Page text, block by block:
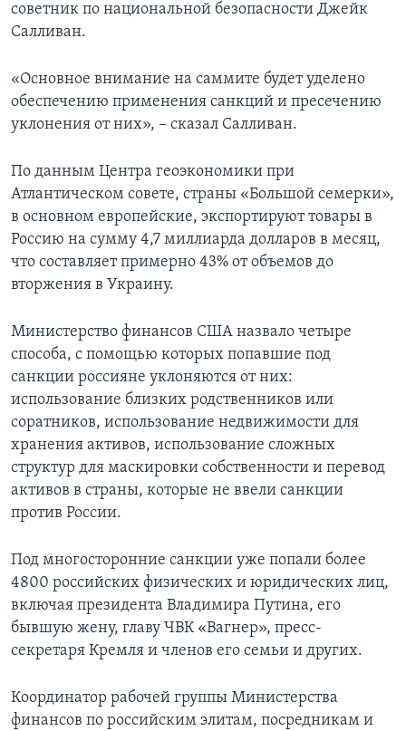
советник по национальной безопасности Джейк
Салливан.
«Основное внимание на саммите будет уделено
обеспечению применения санкций и пресечению
уклонения от них», – сказал Салливан.
По данным Центра геоэкономики при
Атлантическом совете, страны «Большой семерки»,
в основном европейские, экспортируют товары в
Россию на сумму 4,7 миллиарда долларов в месяц,
что составляет примерно 43% от объемов до
вторжения в Украину.
Министерство финансов США назвало четыре
способа, с помощью которых попавшие под
санкции россияне уклоняются от них:
использование близких родственников или
соратников, использование недвижимости для
хранения активов, использование сложных
структур для маскировки собственности и перевод
активов в страны, которые не ввели санкции
против России.
Под многосторонние санкции уже попали более
4800 российских физических и юридических лиц,
включая президента Владимира Путина, его
бывшую жену, главу ЧВК «Вагнер», пресс-
секретаря Кремля и членов его семьи и других.
Координатор рабочей группы Министерства
финансов по российским элитам, посредникам и